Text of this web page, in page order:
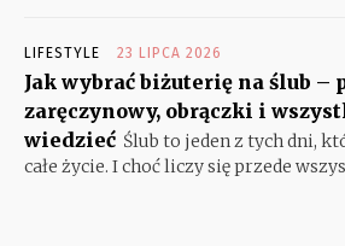
LIFESTYLE 23 LIPCA 2026
Jak wybrać biżuterię na ślub –
zaręczynowy, obrączki i
wiedzieć Ślub to jeden z tych dni,
całe życie. I choć liczy się przede